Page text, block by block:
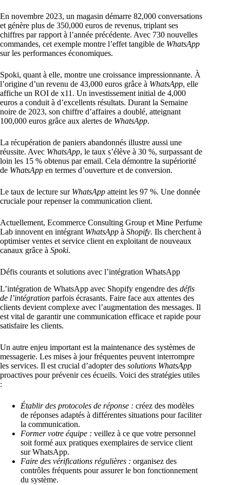
En novembre 2023, un magasin démarre 82,000 conversations
et génère plus de 350,000 euros de revenus, triplant ses
chiffres par rapport à l’année précédente. Avec 730 nouvelles
commandes, cet exemple montre l’effet tangible de WhatsApp
sur les performances économiques.
Spoki, quant à elle, montre une croissance impressionnante. À
l’origine d’un revenu de 43,000 euros grâce à WhatsApp, elle
affiche un ROI de x11. Un investissement initial de 4,000
euros a conduit à d’excellents résultats. Durant la Semaine
noire de 2023, son chiffre d’affaires a doublé, atteignant
100,000 euros grâce aux alertes de WhatsApp.
La récupération de paniers abandonnés illustre aussi une
réussite. Avec WhatsApp, le taux s’élève à 30 %, surpassant de
loin les 15 % obtenus par email. Cela démontre la supériorité
de WhatsApp en termes d’ouverture et de conversion.
Le taux de lecture sur WhatsApp atteint les 97 %. Une donnée
cruciale pour repenser la communication client.
Actuellement, Ecommerce Consulting Group et Mine Perfume
Lab innovent en intégrant WhatsApp à Shopify. Ils cherchent à
optimiser ventes et service client en exploitant de nouveaux
canaux grâce à Spoki.
Défis courants et solutions avec l’intégration WhatsApp
L’intégration de WhatsApp avec Shopify engendre des défis
de l’intégration parfois écrasants. Faire face aux attentes des
clients devient complexe avec l’augmentation des messages. Il
est vital de garantir une communication efficace et rapide pour
satisfaire les clients.
Un autre enjeu important est la maintenance des systèmes de
messagerie. Les mises à jour fréquentes peuvent interrompre
les services. Il est crucial d’adopter des solutions WhatsApp
proactives pour prévenir ces écueils. Voici des stratégies utiles
:
Établir des protocoles de réponse : créez des modèles
de réponses adaptés à différentes situations pour faciliter
la communication.
Former votre équipe : veillez à ce que votre personnel
soit formé aux pratiques exemplaires de service client
sur WhatsApp.
Faire des vérifications régulières : organisez des
contrôles fréquents pour assurer le bon fonctionnement
du système.